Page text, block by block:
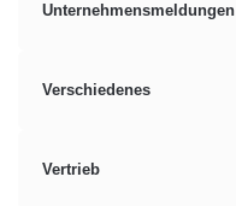
Unternehmensmeldungen
Verschiedenes
Vertrieb